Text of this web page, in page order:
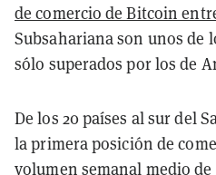
de comercio de Bitcoin
Subsahariana son unos de
sólo superados por los de
De los 20 países al sur del
la primera posición de
volumen semanal medio